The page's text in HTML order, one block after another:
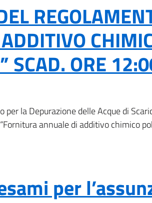
SCAD. ORE
la Depurazione delle Acque di
annuale di additivo chimico
per